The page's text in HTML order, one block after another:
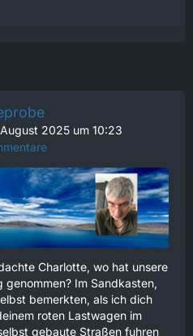
2025 um 10:23
Charlotte, wo hat unsere
genommen? Im Sandkasten,
bemerkten, als ich dich
roten Lastwagen im
gebaute Straßen fuhren